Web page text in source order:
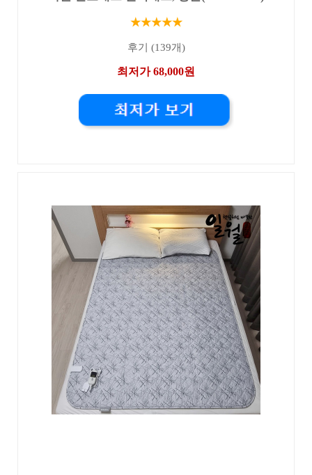
★★★★★
후기 (139개)
최저가 68,000원